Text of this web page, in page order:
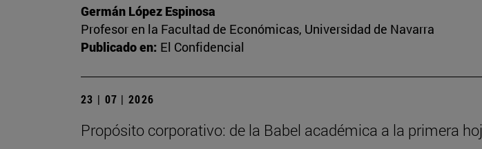
Germán López Espinosa
Profesor en la Facultad de Económicas, Universidad de Navarra
Publicado en: El Confidencial
23 | 07 | 2026
Propósito corporativo: de la Babel académica a la primera